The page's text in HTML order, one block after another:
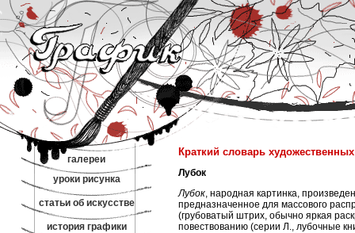
галереи
уроки рисунка
статьи об искусстве
история графики
Краткий словарь
Лубок
Лубок, народная картинка,
предназначенное для массового
(грубоватый штрих, обычно яркая
повествованию (серии Л., лубочные